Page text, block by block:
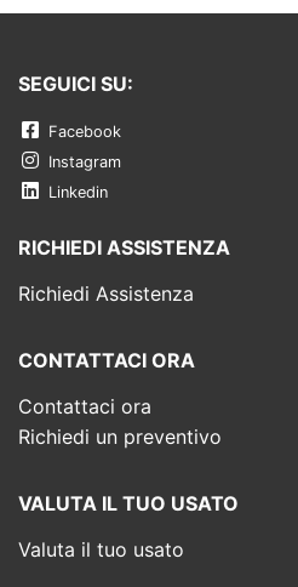
SEGUICI SU:
Facebook
Instagram
Linkedin
RICHIEDI ASSISTENZA
Richiedi Assistenza
CONTATTACI ORA
Contattaci ora
Richiedi un preventivo
VALUTA IL TUO USATO
Valuta il tuo usato